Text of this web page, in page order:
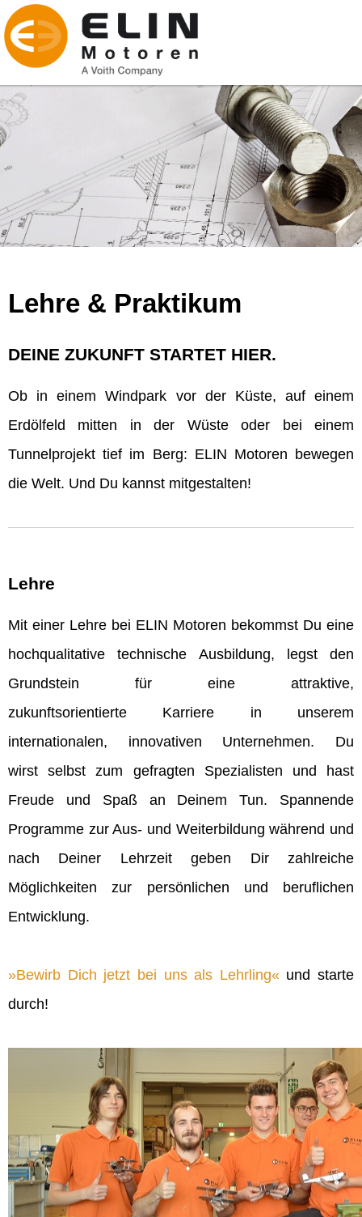
Lehre & Praktikum
DEINE ZUKUNFT STARTET HIER.
Ob in einem Windpark vor der Küste, auf einem
Erdölfeld mitten in der Wüste oder bei einem
Tunnelprojekt tief im Berg: ELIN Motoren bewegen
die Welt. Und Du kannst mitgestalten!
Lehre
Mit einer Lehre bei ELIN Motoren bekommst Du eine
hochqualitative technische Ausbildung, legst den
Grundstein für eine attraktive,
zukunftsorientierte Karriere in unserem
internationalen, innovativen Unternehmen. Du
wirst selbst zum gefragten Spezialisten und hast
Freude und Spaß an Deinem Tun. Spannende
Programme zur Aus- und Weiterbildung während und
nach Deiner Lehrzeit geben Dir zahlreiche
Möglichkeiten zur persönlichen und beruflichen
Entwicklung.
Bewirb Dich jetzt bei uns als Lehrling und starte
durch!